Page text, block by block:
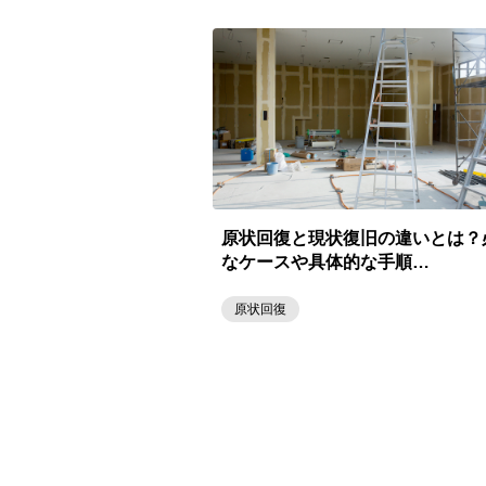
原状回復と現状復旧の違いとは？
なケースや具体的な手順…
原状回復